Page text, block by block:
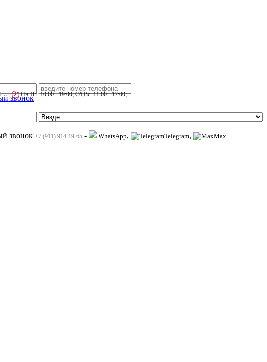
Пн-Пт: 10:00 - 19:00; Сб,Вс: 11:00 - 17:00;
звонок
звонок +7 (911) 914-19-65 - WhatsApp, Telegram, Max